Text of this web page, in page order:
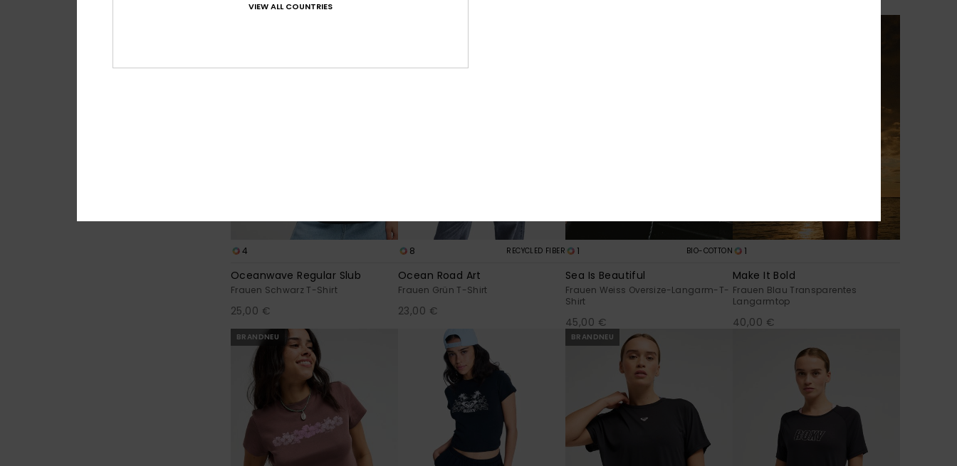
23,00 €
4
Oceanwave Regular Slub
Frauen Schwarz T-Shirt
25,00 €
8 RECYCLED FIBER
Ocean Road Art
Frauen Grün T-Shirt
23,00 €
1 BIO-COTTON
Sea Is Beautiful
Frauen Weiss Oversize-Langarm-T-
Shirt
45,00 €
1
Make It Bold
Frauen Blau Transparentes
Langarmtop
40,00 €
BRANDNEU BRANDNEU
VIEW ALL COUNTRIES